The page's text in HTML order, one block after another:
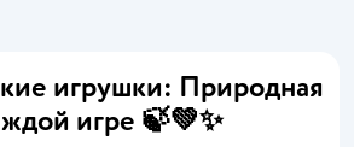
игрушки: Природная
игре 🍃💚✨